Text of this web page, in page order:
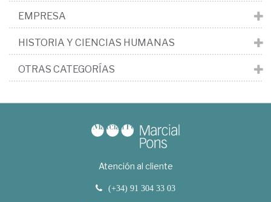
EMPRESA
HISTORIA Y CIENCIAS HUMANAS
OTRAS CATEGORÍAS
Atención al cliente
(+34) 91 304 33 03